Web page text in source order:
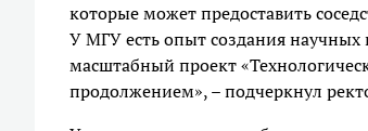
которые может предоставить
У МГУ есть опыт создания
масштабный проект
продолжением», – подчеркнул